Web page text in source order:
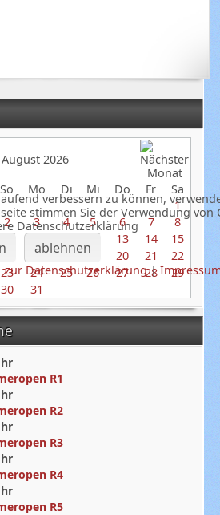
August 2026
So
Mo Di Mi Do Fr
Sa
1
2
3 4 5 6 7
8
9
10 11 12 13 14
15
16
17 18 19 20 21
22
23
24 25 26 27 28
29
30
31
R1
R2
R3
R4
R5
verbessern zu können,
stimmen Sie der Verwendung von
Datenschutzerklärung
ablehnen
zur Datenschutzerklärung|